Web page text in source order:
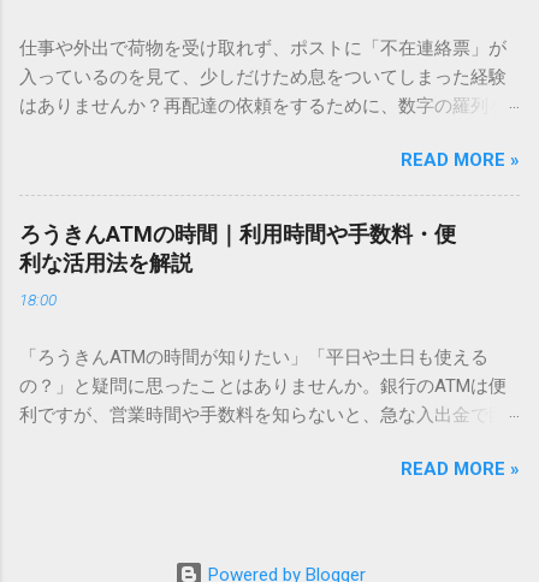
必要はありません。 1. なぜ「変換」しても旧字・外字が出て
こないのか？ そもそも、なぜ普通の変換で出てこない漢字が
あるのでしょうか。その理由は、パソコンが文字を認識する
は、JIS規格（日本産業規格）によって「第1水準」「第2水
準」といった形で整理されています。しかし、人名や地名に
使われる非常に古い漢字（旧字）や、特定の組織だけで作ら
れた「外字」は、この一般的な変換リストに含まれていない
ン上のすべての文字には、いわば「住所」のような番号が割
り振られています。変換候補に出ない文字でも、この住所
（コード）を直接指定すれば、確実に呼び出すことができる
のです。 2. Windows標準機能！文字コードで漢字を出す「16
進数入力」 最も汎用性が高く、特別なソフトも不要なのが
20BB7）」を把握する。 入力モードを「半角」にする（※重
仕事や外出で荷物を受け取れず、ポストに「不在連絡票」が
入っているのを見て、少しだけため息をついてしまった経験
はありませんか？再配達の依頼をするために、数字の羅列を
ことに申し訳なさを感じたりすることもあるかもしれませ
ん。 「もっとスムーズに、自分のタイミングで受け取りた
い」 「わざわざ電話をかけずに、スマホ一つで完結させた
い」 そんな願いを叶えてくれるのが、佐川急便の会員制サー
ビス「スマートクラブ」と、LINEや公式アプリの連携です。
これらを活用するだけで、再配達のストレスは驚くほど軽く
受け取り術と、連携による具体的なメリットを徹底解説しま
す。 佐川急便の再配達が劇的に変わる「スマートクラブ」と
は？ まず押さえておきたいのが、佐川急便の個人向け無料会
況をリアルタイムで管理するための基盤となるサービスで
が飛躍的に向上しています。登録を済ませておくだけで、荷
READ MORE »
ろうきんATMの時間｜利用時間や手数料・便
利な活用法を解説
18:00
「ろうきんATMの時間が知りたい」「平日や土日も使える
の？」と疑問に思ったことはありませんか。銀行のATMは便
利ですが、営業時間や手数料を知らないと、急な入出金で困
ATM営業時間や利用の注意点、便利な活用法 を詳しく解説し
です。 1-1. 店舗内ATM 平日：9:00〜17:00 土曜・日曜・祝
READ MORE »
Powered by Blogger